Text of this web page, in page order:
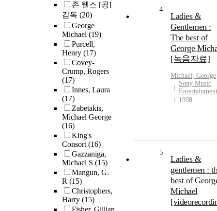
존 웰스 [공]
감독 (20)
George
Michael (19)
Purcell,
Henry (17)
Covey-
Crump, Rogers
(17)
Innes, Laura
(17)
Zabetakis,
Michael George
(16)
King's
Consort(16)
Gazzaniga,
Michael S (15)
Mangun, G.
R (15)
Christophers,
Harry (15)
4
Ladies &
Gentlemen :
The best of
George
[녹음자료]
Michael, George
Sony Music
Entertainment
1998
5
Ladies &
gentlemen :
best of
Michael